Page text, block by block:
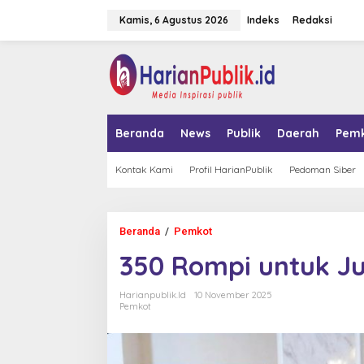
Kamis, 6 Agustus 2026 Indeks Redaksi
Beranda News Publik Daerah
Kontak Kami Profil HarianPublik Pedoman Siber
Beranda / Pemkot
0
R
i
350 Rompi untuk
Harianpublik.id
10 November 2025
Pemkot